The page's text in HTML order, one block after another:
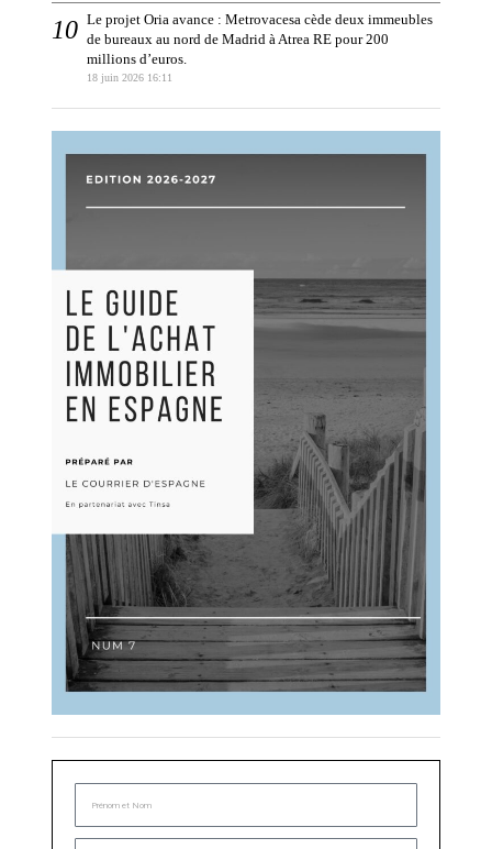
Le projet Oria avance : Metrovacesa cède deux immeubles
de bureaux au nord de Madrid à Atrea RE pour 200
millions d’euros.
18 juin 2026 16:11